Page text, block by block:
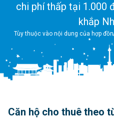
chi phí thấp tại 1.000
khắp
Tùy thuộc vào nội dung của hợp
Căn hộ cho thuê theo